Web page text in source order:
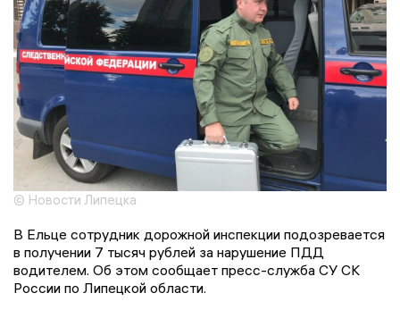
© Новости Липецка
В Ельце сотрудник дорожной инспекции подозревается
в получении 7 тысяч рублей за нарушение ПДД
водителем. Об этом сообщает пресс-служба СУ СК
России по Липецкой области.